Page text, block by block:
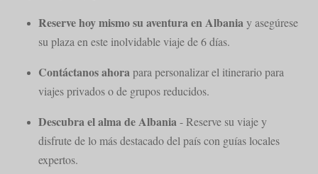
Reserve hoy mismo su aventura en Albaniay asegúrese
su plaza en este inolvidable viaje de 6 días.
Contáctanos ahorapara personalizar el itinerario para
viajes privados o de grupos reducidos.
Descubra el alma de Albania- Reserve su viaje y
disfrute de lo más destacado del país con guías locales
expertos.